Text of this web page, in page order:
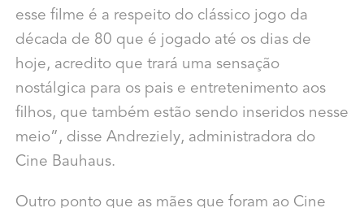
esse filme é a respeito do clássico jogo da
década de 80 que é jogado até os dias de
hoje, acredito que trará uma sensação
nostálgica para os pais e entretenimento aos
filhos, que também estão sendo inseridos nesse
meio”, disse Andreziely, administradora do
Cine Bauhaus.
Outro ponto que as mães que foram ao Cine